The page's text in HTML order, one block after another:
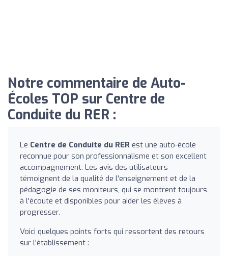
Notre commentaire de Auto-
Écoles TOP sur Centre de
Conduite du RER :
Le Centre de Conduite du RER est une auto-école
reconnue pour son professionnalisme et son excellent
accompagnement. Les avis des utilisateurs
témoignent de la qualité de l'enseignement et de la
pédagogie de ses moniteurs, qui se montrent toujours
à l'écoute et disponibles pour aider les élèves à
progresser.
Voici quelques points forts qui ressortent des retours
sur l'établissement :